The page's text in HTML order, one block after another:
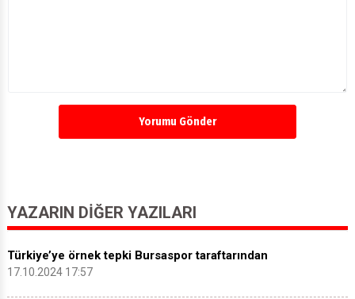
Yorumu Gönder
YAZARIN DIĞER YAZILARI
Türkiye’ye örnek tepki Bursaspor taraftarından
17.10.2024 17:57